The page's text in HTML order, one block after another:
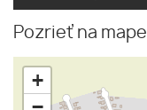
Pozrieť na mape
+